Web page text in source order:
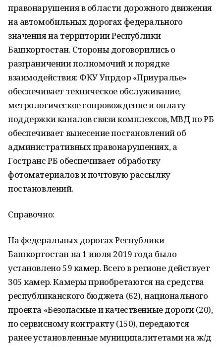
правонарушения в области дорожного движения
на автомобильных дорогах федерального
значения на территории Республики
Башкортостан. Стороны договорились о
разграничении полномочий и порядке
взаимодействия: ФКУ Упрдор «Приуралье»
обеспечивает техническое обслуживание,
метрологическое сопровождение и оплату
поддержки каналов связи комплексов, МВД по РБ
обеспечивает вынесение постановлений об
административных правонарушениях, а
Гостранс РБ обеспечивает обработку
фотоматериалов и почтовую рассылку
постановлений.
Справочно:
На федеральных дорогах Республики
Башкортостан на 1 июля 2019 года было
установлено 59 камер. Всего в регионе действует
305 камер. Камеры приобретаются на средства
республиканского бюджета (62), национального
проекта «Безопасные и качественные дороги (20),
по сервисному контракту (150), передаются
ранее установленные муниципалитетами на ж/д